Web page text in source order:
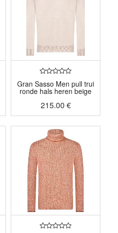
Gran Sasso Men pull trui
ronde hals heren beige
215.00 €